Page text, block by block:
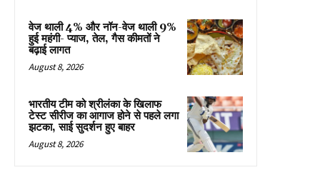
वेज थाली 4% और नॉन-वेज थाली 9%
हुई महंगी- प्याज, तेल, गैस कीमतों ने
बढ़ाई लागत
August 8, 2026
भारतीय टीम को श्रीलंका के खिलाफ
टेस्ट सीरीज का आगाज होने से पहले लगा
झटका, साई सुदर्शन हुए बाहर
August 8, 2026